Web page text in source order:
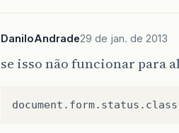
DaniloAndrade29 de jan. de 2013
se isso não funcionar para